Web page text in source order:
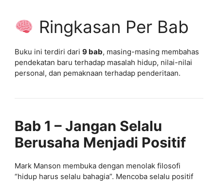
Ringkasan Per Bab
Buku ini terdiri dari 9 bab, masing-masing membahas
pendekatan baru terhadap masalah hidup, nilai-nilai
personal, dan pemaknaan terhadap penderitaan.
Bab 1 – Jangan Selalu
Berusaha Menjadi Positif
Mark Manson membuka dengan menolak filosofi
“hidup harus selalu bahagia”. Mencoba selalu positif